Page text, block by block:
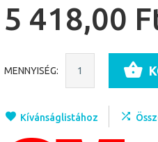
5 418,00
MENNYISÉG:
Kívánságlistához